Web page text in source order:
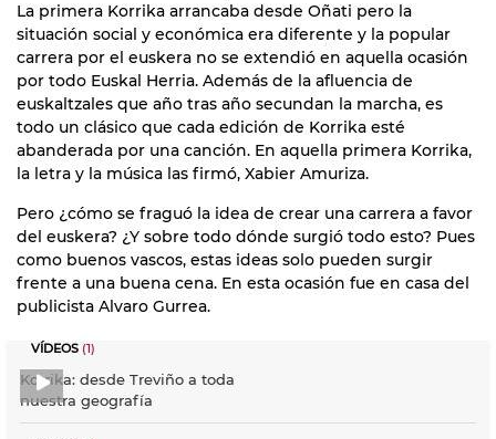
La primera Korrika arrancaba desde Oñati pero la
situación social y económica era diferente y la popular
carrera por el euskera no se extendió en aquella ocasión
por todo Euskal Herria. Además de la afluencia de
euskaltzales que año tras año secundan la marcha, es
todo un clásico que cada edición de Korrika esté
abanderada por una canción. En aquella primera Korrika,
la letra y la música las firmó, Xabier Amuriza.
Pero ¿cómo se fraguó la idea de crear una carrera a favor
del euskera? ¿Y sobre todo dónde surgió todo esto? Pues
como buenos vascos, estas ideas solo pueden surgir
frente a una buena cena. En esta ocasión fue en casa del
publicista Alvaro Gurrea.
VÍDEOS (1)
Korrika: desde Treviño a toda
nuestra geografía